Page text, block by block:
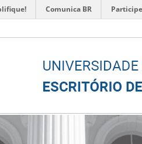
Comunica BR Participe